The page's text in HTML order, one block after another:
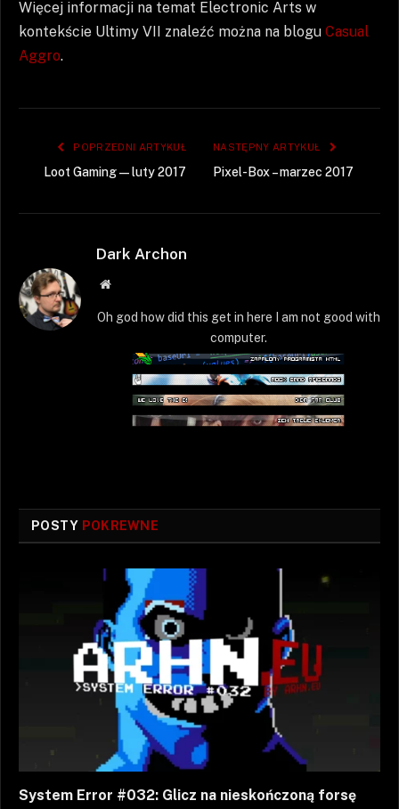
Więcej informacji na temat Electronic Arts w
kontekście Ultimy VII znaleźć można na blogu Casual
Aggro.
POPRZEDNI ARTYKUŁ
Loot Gaming — luty 2017
NASTĘPNY ARTYKUŁ
Pixel-Box – marzec 2017
Dark Archon
Strona
Oh god how did this get in here I am not good with
computer.
POSTY POKREWNE
System Error #032: Glicz na nieskończoną forsę